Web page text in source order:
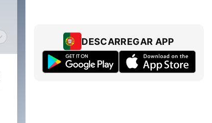
DESCARREGAR APP